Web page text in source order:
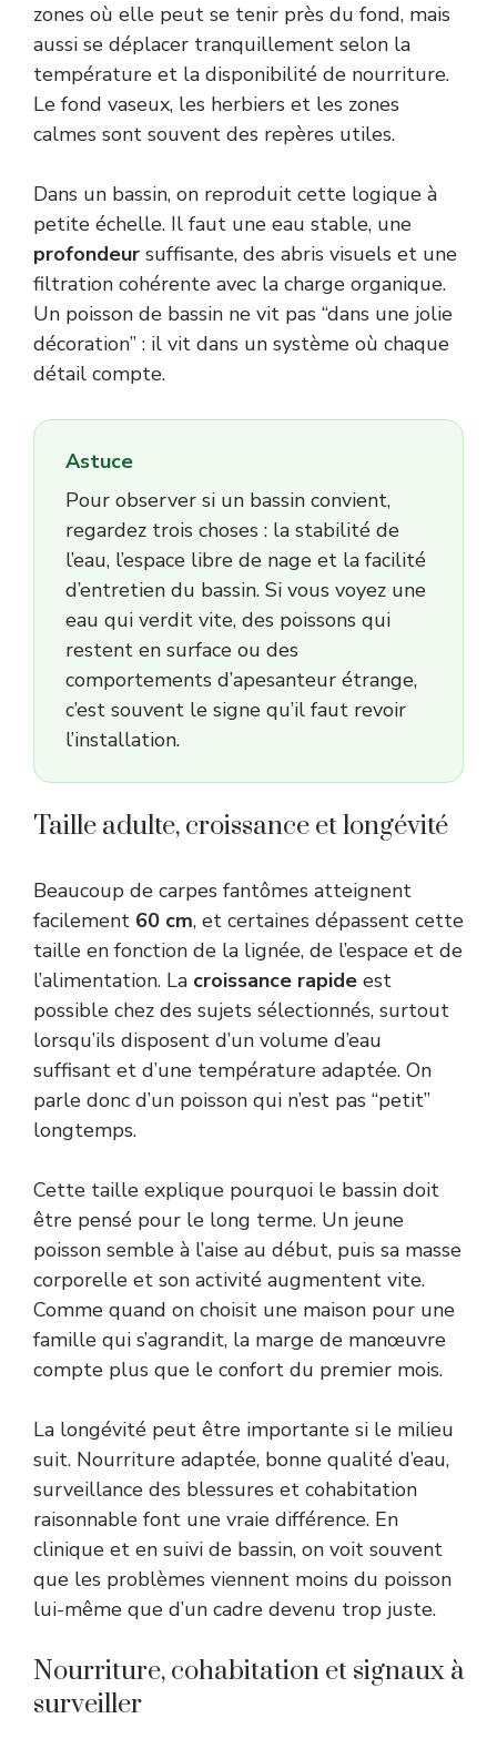
zones où elle peut se tenir près du fond, mais
aussi se déplacer tranquillement selon la
température et la disponibilité de nourriture.
Le fond vaseux, les herbiers et les zones
calmes sont souvent des repères utiles.
Dans un bassin, on reproduit cette logique à
petite échelle. Il faut une eau stable, une
profondeur suffisante, des abris visuels et une
filtration cohérente avec la charge organique.
Un poisson de bassin ne vit pas “dans une jolie
décoration” : il vit dans un système où chaque
détail compte.
Astuce
Pour observer si un bassin convient,
regardez trois choses : la stabilité de
l’eau, l’espace libre de nage et la facilité
d’entretien du bassin. Si vous voyez une
eau qui verdit vite, des poissons qui
restent en surface ou des
comportements d’apesanteur étrange,
c’est souvent le signe qu’il faut revoir
l’installation.
Taille adulte, croissance et longévité
Beaucoup de carpes fantômes atteignent
facilement 60 cm, et certaines dépassent cette
taille en fonction de la lignée, de l’espace et de
l’alimentation. La croissance rapide est
possible chez des sujets sélectionnés, surtout
lorsqu’ils disposent d’un volume d’eau
suffisant et d’une température adaptée. On
parle donc d’un poisson qui n’est pas “petit”
longtemps.
Cette taille explique pourquoi le bassin doit
être pensé pour le long terme. Un jeune
poisson semble à l’aise au début, puis sa masse
corporelle et son activité augmentent vite.
Comme quand on choisit une maison pour une
famille qui s’agrandit, la marge de manœuvre
compte plus que le confort du premier mois.
La longévité peut être importante si le milieu
suit. Nourriture adaptée, bonne qualité d’eau,
surveillance des blessures et cohabitation
raisonnable font une vraie différence. En
clinique et en suivi de bassin, on voit souvent
que les problèmes viennent moins du poisson
lui-même que d’un cadre devenu trop juste.
Nourriture, cohabitation et signaux à
surveiller